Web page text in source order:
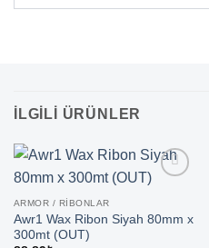
İLGILI ÜRÜNLER
ARMOR / RIBONLAR
Awr1 Wax Ribon Siyah 80mm x
300mt (OUT)